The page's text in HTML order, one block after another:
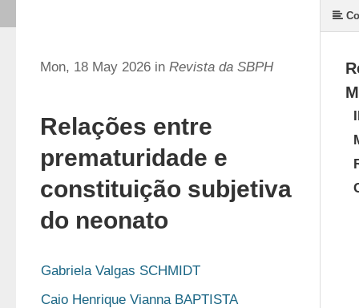
Mon, 18 May 2026 in Revista da SBPH
Relações entre
prematuridade e
constituição subjetiva
do neonato
Gabriela Valgas SCHMIDT
Caio Henrique Vianna BAPTISTA